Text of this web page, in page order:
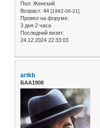
Пол: Женский
Возраст: 44 [1982-06-21]
Провел на форуме:
3 дня 2 часа
Последний визит:
24.12.2024 22:33:03
artkb
БАА1908